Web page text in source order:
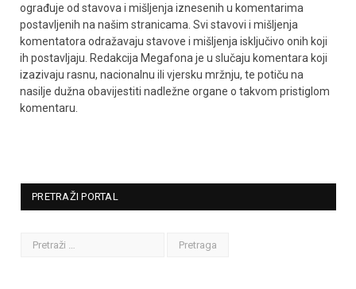
ograđuje od stavova i mišljenja iznesenih u komentarima
postavljenih na našim stranicama. Svi stavovi i mišljenja
komentatora odražavaju stavove i mišljenja isključivo onih koji
ih postavljaju. Redakcija Megafona je u slučaju komentara koji
izazivaju rasnu, nacionalnu ili vjersku mržnju, te potiču na
nasilje dužna obavijestiti nadležne organe o takvom pristiglom
komentaru.
PRETRAŽI PORTAL